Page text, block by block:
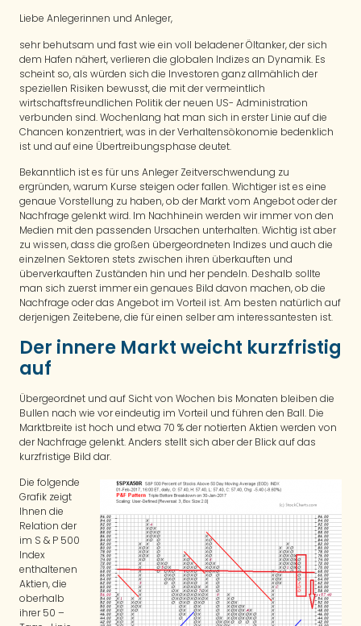
Liebe Anlegerinnen und Anleger,
sehr behutsam und fast wie ein voll beladener Öltanker, der sich
dem Hafen nähert, verlieren die globalen Indizes an Dynamik. Es
scheint so, als würden sich die Investoren ganz allmählich der
speziellen Risiken bewusst, die mit der vermeintlich
wirtschaftsfreundlichen Politik der neuen US- Administration
verbunden sind. Wochenlang hat man sich in erster Linie auf die
Chancen konzentriert, was in der Verhaltensökonomie bedenklich
ist und auf eine Übertreibungsphase deutet.
Bekanntlich ist es für uns Anleger Zeitverschwendung zu
ergründen, warum Kurse steigen oder fallen. Wichtiger ist es eine
genaue Vorstellung zu haben, ob der Markt vom Angebot oder der
Nachfrage gelenkt wird. Im Nachhinein werden wir immer von den
Medien mit den passenden Ursachen unterhalten. Wichtig ist aber
zu wissen, dass die großen übergeordneten Indizes und auch die
einzelnen Sektoren stets zwischen ihren überkauften und
überverkauften Zuständen hin und her pendeln. Deshalb sollte
man sich zuerst immer ein genaues Bild davon machen, ob die
Nachfrage oder das Angebot im Vorteil ist. Am besten natürlich auf
derjenigen Zeitebene, die für einen selber am interessantesten ist.
Der innere Markt weicht kurzfristig
auf
Übergeordnet und auf Sicht von Wochen bis Monaten bleiben die
Bullen nach wie vor eindeutig im Vorteil und führen den Ball. Die
Marktbreite ist hoch und etwa 70 % der notierten Aktien werden von
der Nachfrage gelenkt. Anders stellt sich aber der Blick auf das
kurzfristige Bild dar.
Die folgende
Grafik zeigt
Ihnen die
Relation der
im S & P 500
Index
enthaltenen
Aktien, die
oberhalb
ihrer 50 –